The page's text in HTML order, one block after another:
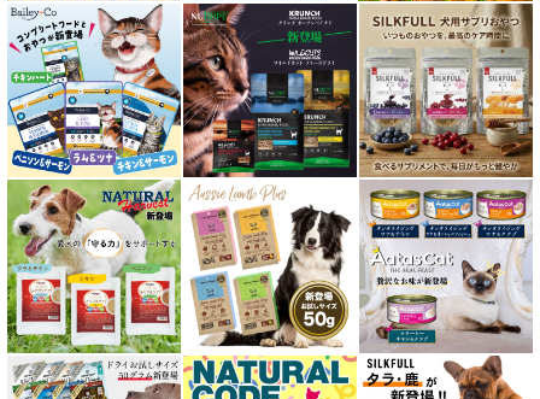
食欲サポート対応キャットフード
肝臓ケア対応キャットフード
免疫サポート 猫用
低脂肪 ドライフード for CAT
水分補給用ウェットフード for CAT
特集 穀物不使用 キャットフード（ドライ）